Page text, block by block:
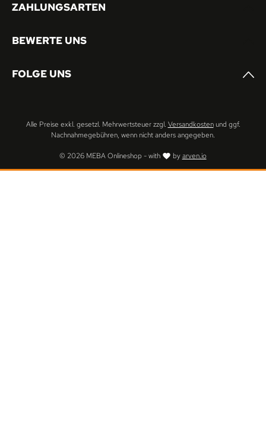
ZAHLUNGSARTEN
BEWERTE UNS
FOLGE UNS
© 2026 MEBA Onlineshop - with byarven.io
Alle Preise exkl. gesetzl. Mehrwertsteuer zzgl. Versandkostenund ggf.
Nachnahmegebühren, wenn nicht anders angegeben.